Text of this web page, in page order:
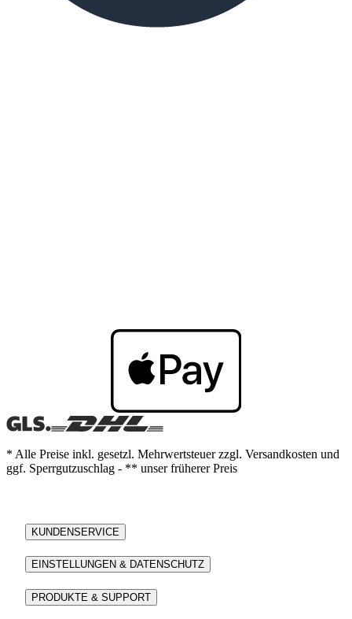
* Alle Preise inkl. gesetzl. Mehrwertsteuer zzgl. Versandkosten und
ggf. Sperrgutzuschlag - ** unser früherer Preis
KUNDENSERVICE
EINSTELLUNGEN & DATENSCHUTZ
PRODUKTE & SUPPORT